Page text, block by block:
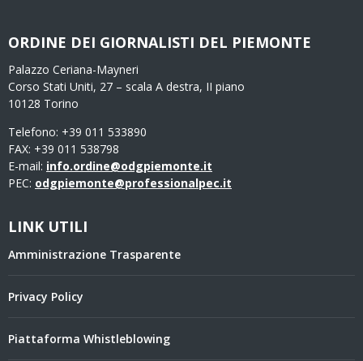
ORDINE DEI GIORNALISTI DEL PIEMONTE
Palazzo Ceriana-Mayneri
Corso Stati Uniti, 27 – scala A destra, II piano
10128 Torino
Telefono: +39 011 533890
FAX: +39 011 538798
E-mail: info.ordine@odgpiemonte.it
PEC: odgpiemonte@professionalpec.it
LINK UTILI
Amministrazione Trasparente
Privacy Policy
Piattaforma Whistleblowing